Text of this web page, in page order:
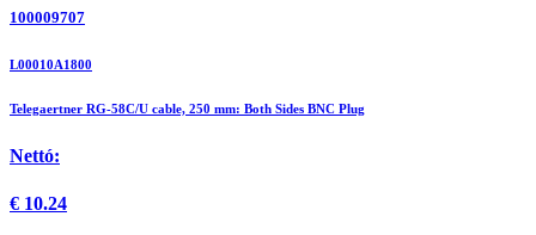
100009707
L00010A1800
Telegaertner RG-58C/U cable, 250 mm: Both Sides BNC Plug
Nettó:
€ 10.24